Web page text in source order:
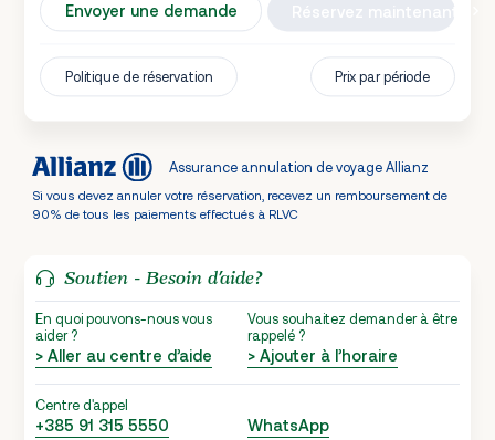
Envoyer une demande
Politique de réservation Prix par période
Assurance annulation de voyage Allianz
Si vous devez annuler votre réservation, recevez un remboursement de
90% de tous les paiements effectués à RLVC
Soutien - Besoin d’aide?
En quoi pouvons-nous vous
aider ?
> Aller au centre d’aide
Vous souhaitez demander à être
rappelé ?
> Ajouter à l’horaire
Centre d'appel
+385 91 315 5550 WhatsApp